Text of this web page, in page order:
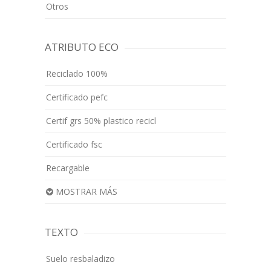
Otros
ATRIBUTO ECO
Reciclado 100%
Certificado pefc
Certif grs 50% plastico recicl
Certificado fsc
Recargable
MOSTRAR MÁS
TEXTO
Suelo resbaladizo